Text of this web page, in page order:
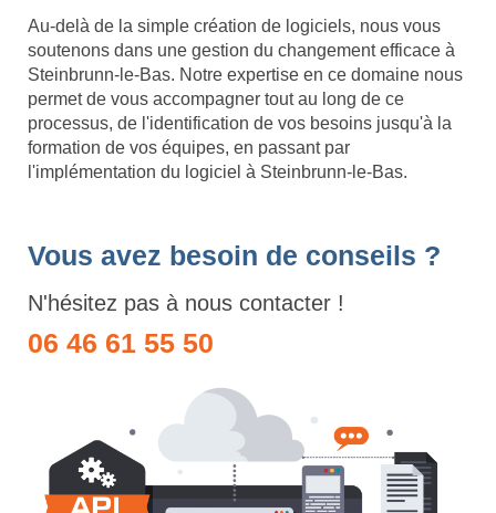
Au-delà de la simple création de logiciels, nous vous
soutenons dans une gestion du changement efficace à
Steinbrunn-le-Bas. Notre expertise en ce domaine nous
permet de vous accompagner tout au long de ce
processus, de l'identification de vos besoins jusqu'à la
formation de vos équipes, en passant par
l'implémentation du logiciel à Steinbrunn-le-Bas.
Vous avez besoin de conseils ?
N'hésitez pas à nous contacter !
06 46 61 55 50